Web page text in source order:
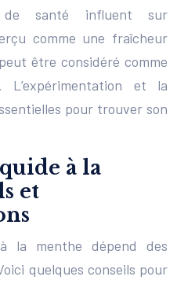
de santé influent sur
comme une fraîcheur
être considéré comme
et la
pour trouver son
à la
et
la menthe dépend des
quelques conseils pour